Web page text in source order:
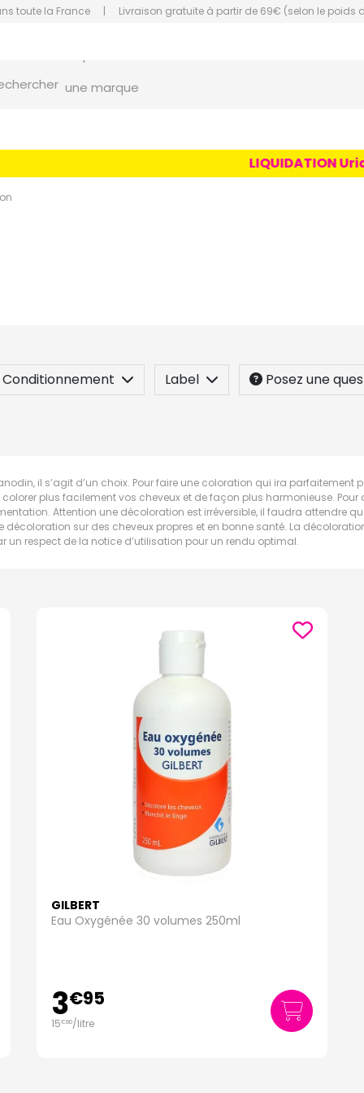
toute la France | Livraison gratuite à partir de 69€ (selon le poids
Grande Pharmacie Amiens Fachon
une marque
un produit
une marque
LIQUIDATION
Conditionnement Label Posez une
il s’agit d’un choix. Pour faire une coloration qui ira parfaitement
plus facilement vos cheveux et de façon plus harmonieuse.
Attention une décoloration est irréversible, il faudra attendre
sur des cheveux propres et en bonne santé. La
un respect de la notice d’utilisation pour un rendu optimal.
GILBERT
Eau Oxygénée 30 volumes 250ml
3€95
15€80/litre